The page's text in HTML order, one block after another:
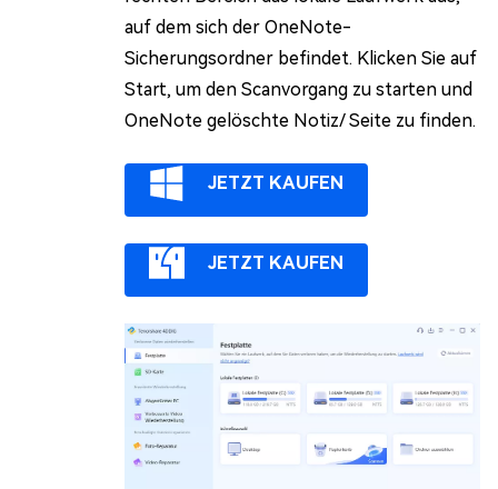
auf dem sich der OneNote-
Sicherungsordner befindet. Klicken Sie auf
Start, um den Scanvorgang zu starten und
OneNote gelöschte Notiz/ Seite zu finden.
JETZT KAUFEN
JETZT KAUFEN